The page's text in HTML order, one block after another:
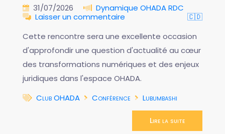
31/07/2026
Dynamique OHADA RDC
Laisser un commentaire
🇨🇩
Cette rencontre sera une excellente occasion
d'approfondir une question d'actualité au cœur
des transformations numériques et des enjeux
juridiques dans l'espace OHADA.
Club OHADA
Conférence Lubumbashi
Lire la suite